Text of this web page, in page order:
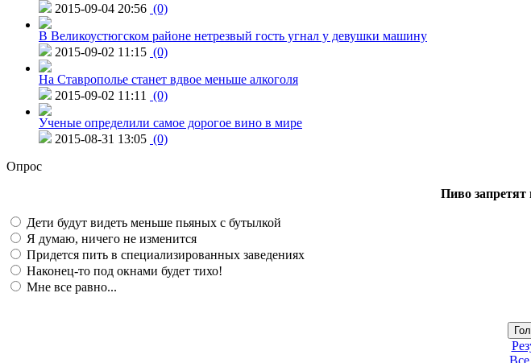
2015-09-04 20:56 (0)
В Великоустюгском районе нетрезвый гость угнал у девушки машину
2015-09-02 11:15 (0)
На Ставрополье станет вдвое меньше алкоголя
2015-09-02 11:11
(0)
Ученые определили самое дорогое вино в мире
2015-08-31 13:05 (0)
Опрос
Пиво запретят
Дети будут видеть меньше пьяных с бутылкой
Я думаю, ничего не изменится
Придется пить в специализированных заведениях
Наконец-то под окнами будет тихо!
Мне все равно...